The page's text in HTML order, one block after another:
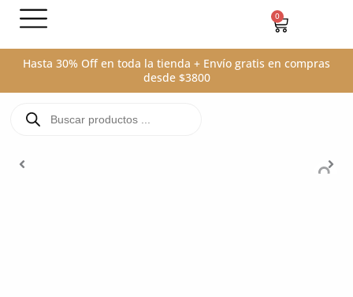
contenido
0
Carrito
Hasta 30% Off en toda la tienda + Envío gratis en compras
desde $3800
productos